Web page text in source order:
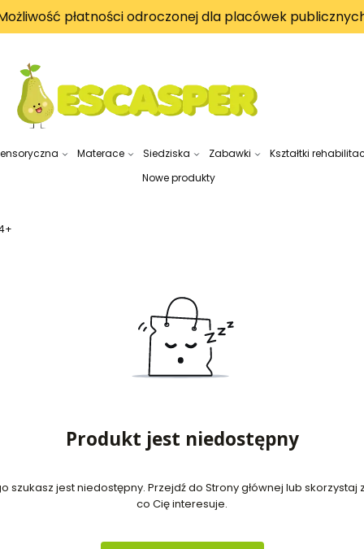
płatności odroczonej dla placówek
Materace Siedziska Zabawki
Kształtki
Nowe produkty
Produkt jest niedostępny
szukasz jest niedostępny. Przejdź do Strony głównej lub skorzystaj
co Cię interesuje.